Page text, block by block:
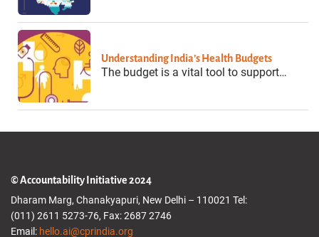
Understanding India’s Health Budgets
The budget is a vital tool to support…
© Accountability Initiative 2024
Dharam Marg, Chanakyapuri, New Delhi – 110021 Tel:
(011) 2611 5273-76, Fax: 2687 2746
Email: hello.ai@cprindia.org